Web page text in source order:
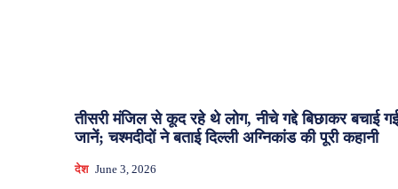
तीसरी मंजिल से कूद रहे थे लोग, नीचे गद्दे बिछाकर बचाई गई
जानें; चश्मदीदों ने बताई दिल्ली अग्निकांड की पूरी कहानी
देश June 3, 2026